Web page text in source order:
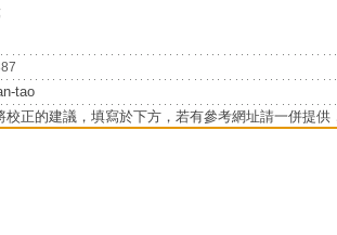
tao
校正的建議，填寫於下方，若有參考網址請一併提供